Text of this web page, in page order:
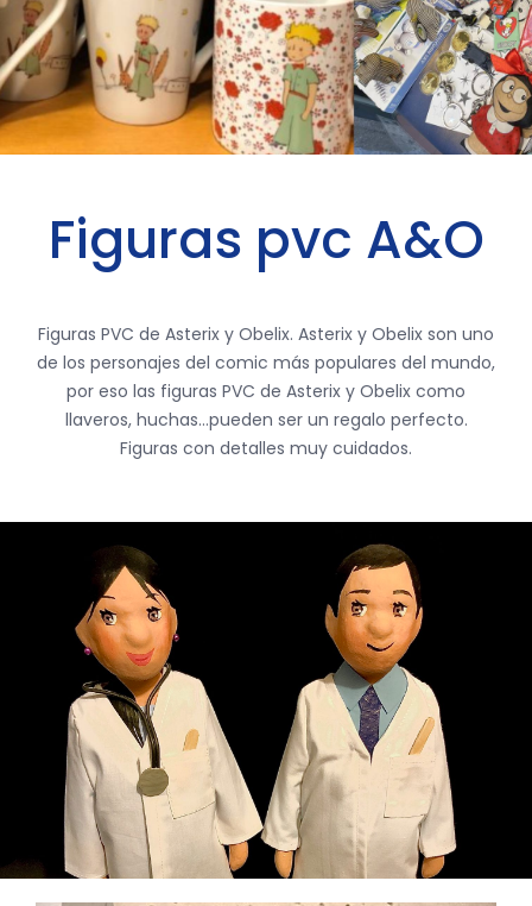
Figuras pvc A&O
Figuras PVC de Asterix y Obelix. Asterix y Obelix son uno
de los personajes del comic más populares del mundo,
por eso las figuras PVC de Asterix y Obelix como
llaveros, huchas…pueden ser un regalo perfecto.
Figuras con detalles muy cuidados.